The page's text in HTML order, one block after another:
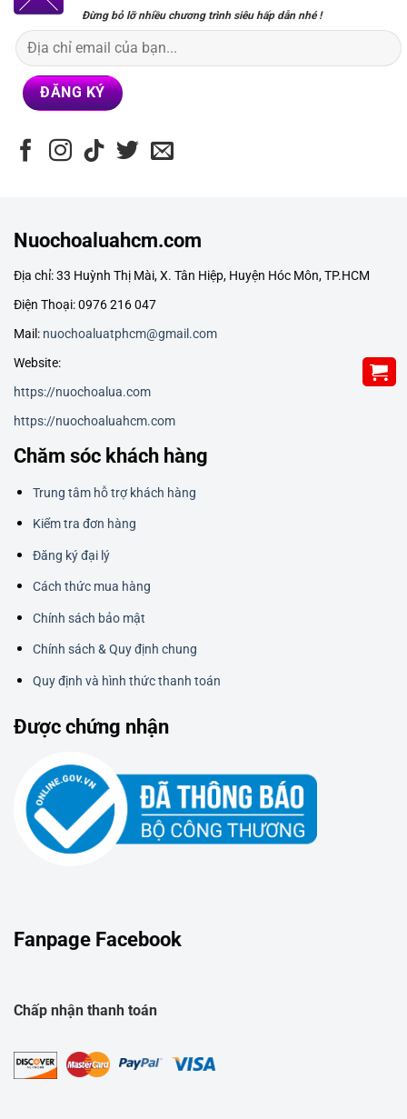
Đừng bỏ lỡ nhiều chương trình siêu hấp dẫn nhé !
Nuochoaluahcm.com
Địa chỉ: 33 Huỳnh Thị Mài, X. Tân Hiệp, Huyện Hóc Môn, TP.HCM
Điện Thoại: 0976 216 047
Mail: nuochoaluatphcm@gmail.com
Website:
https://nuochoalua.com
https://nuochoaluahcm.com
Chăm sóc khách hàng
Trung tâm hỗ trợ khách hàng
Kiểm tra đơn hàng
Đăng ký đại lý
Cách thức mua hàng
Chính sách bảo mật
Chính sách & Quy định chung
Quy định và hình thức thanh toán
Được chứng nhận
Fanpage Facebook
Chấp nhận thanh toán